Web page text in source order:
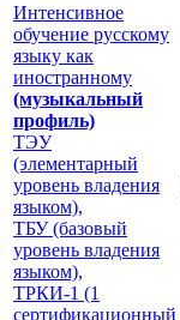
Интенсивное
обучение русскому
языку как
иностранному
(музыкальный
профиль)
ТЭУ
(элементарный
уровень владения
языком),
ТБУ (базовый
уровень владения
языком),
ТРКИ-1 (1
сертификационный